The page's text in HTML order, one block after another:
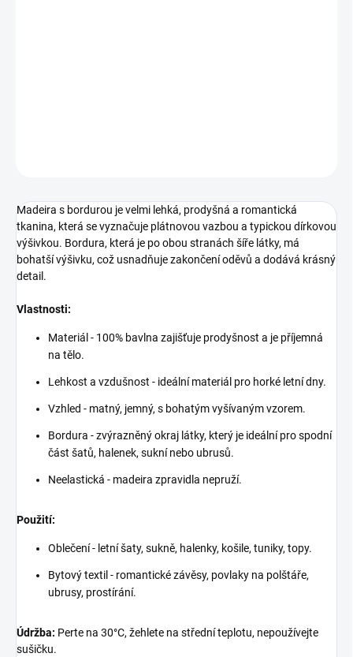
Madeira s bordurou je velmi lehká, prodyšná a romantická
tkanina, která se vyznačuje plátnovou vazbou a typickou dírkovou
výšivkou. Bordura, která je po obou stranách šíře látky, má
bohatší výšivku, což usnadňuje zakončení oděvů a dodává krásný
detail.
Vlastnosti:
Materiál - 100% bavlna zajišťuje prodyšnost a je příjemná
na tělo.
Lehkost a vzdušnost - ideální materiál pro horké letní dny.
Vzhled - matný, jemný, s bohatým vyšívaným vzorem.
Bordura - zvýrazněný okraj látky, který je ideální pro spodní
část šatů, halenek, sukní nebo ubrusů.
Neelastická - madeira zpravidla nepruží.
Použití:
Oblečení - letní šaty, sukně, halenky, košile, tuniky, topy.
Bytový textil - romantické závěsy, povlaky na polštáře,
ubrusy, prostírání.
Údržba: Perte na 30°C, žehlete na střední teplotu, nepoužívejte
sušičku.